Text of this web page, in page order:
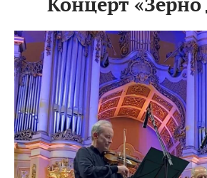
Концерт «Зерно